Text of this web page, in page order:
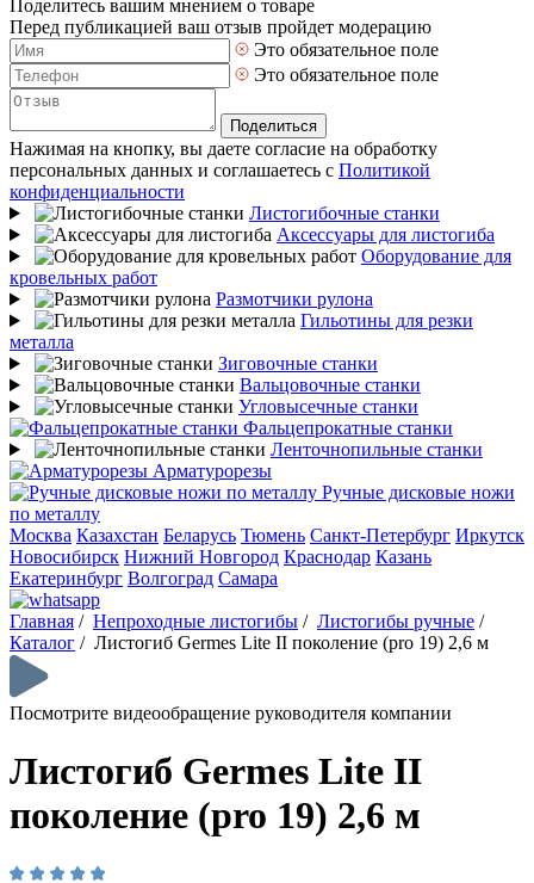
Поделитесь вашим мнением о товаре
Перед публикацией ваш отзыв пройдет модерацию
Это обязательное поле
Это обязательное поле
Поделиться
Нажимая на кнопку, вы даете согласие на обработку
персональных данных и соглашаетесь с Политикой
конфиденциальности
Листогибочные станки
Аксессуары для листогиба
Оборудование для
кровельных работ
Размотчики рулона
Гильотины для резки
металла
Зиговочные станки
Вальцовочные станки
Угловысечные станки
Фальцепрокатные станки
Ленточнопильные станки
Арматурорезы
Ручные дисковые ножи
по металлу
Москва Казахстан Беларусь Тюмень Санкт-Петербург Иркутск
Новосибирск Нижний Новгород Краснодар Казань
Екатеринбург Волгоград Самара
Главная / Непроходные листогибы / Листогибы ручные /
Каталог / Листогиб Germes Lite II поколение (pro 19) 2,6 м
Посмотрите видеообращение руководителя компании
Листогиб Germes Lite II
поколение (pro 19) 2,6 м